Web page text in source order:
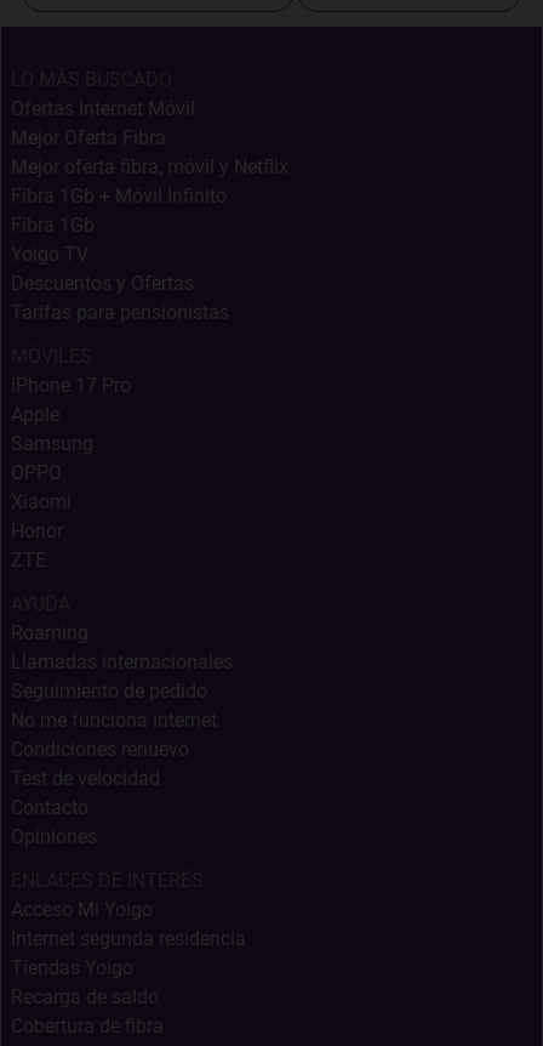
Ofertas Internet Móvil
Mejor Oferta Fibra
Mejor oferta fibra, móvil y Netflix
Fibra 1Gb + Móvil Infinito
Fibra 1Gb
Yoigo TV
Descuentos y Ofertas
Tarifas para pensionistas
iPhone 17 Pro
Apple
Samsung
OPPO
Xiaomi
Honor
ZTE
Roaming
Llamadas internacionales
Seguimiento de pedido
No me funciona internet
Condiciones renuevo
Test de velocidad
Contacto
Opiniones
Acceso Mi Yoigo
Internet segunda residencia
Tiendas Yoigo
Recarga de saldo
Cobertura de fibra